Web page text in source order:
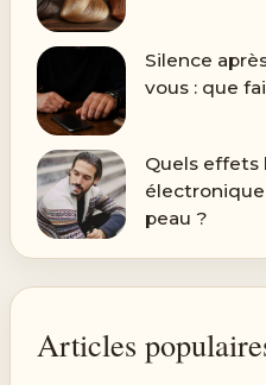
Silence
vous : que
Quels effets
peau ?
Articles